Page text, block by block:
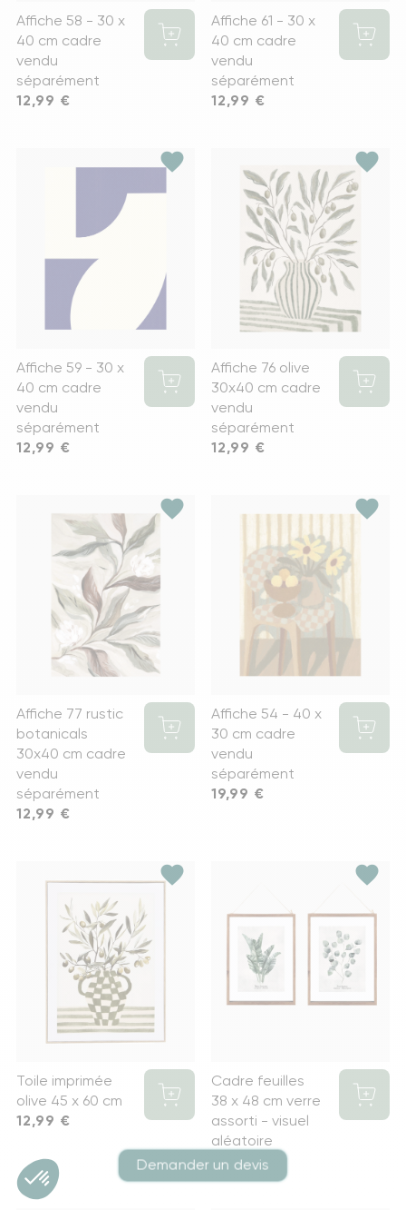
Affiche 58 - 30 x
40 cm cadre
vendu
séparément
Prix
12,99 €
Affiche 61 - 30 x
40 cm cadre
vendu
séparément
Prix
12,99 €
favorite
Affiche 59 - 30 x
40 cm cadre
vendu
séparément
Prix
12,99 €
favorite
Affiche 76 olive
30x40 cm cadre
vendu
séparément
Prix
12,99 €
favorite
Affiche 77 rustic
botanicals
30x40 cm cadre
vendu
séparément
Prix
12,99 €
favorite
Affiche 54 - 40 x
30 cm cadre
vendu
séparément
Prix
19,99 €
favorite
Toile imprimée
olive 45 x 60 cm
Prix
12,99 €
favorite
Cadre feuilles
38 x 48 cm verre
assorti - visuel
aléatoire
Prix
12,99 €
Demander un devis